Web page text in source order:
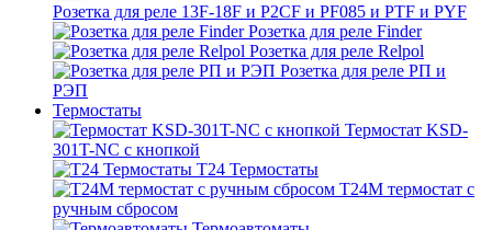
Розетка для реле 13F-18F и P2CF и PF085 и PTF и PYF
Розетка для реле Finder
Розетка для реле Relpol
Розетка для реле РП и
РЭП
Термостаты
Термостат KSD-
301T-NC с кнопкой
T24 Термостаты
T24M термостат с
ручным сбросом